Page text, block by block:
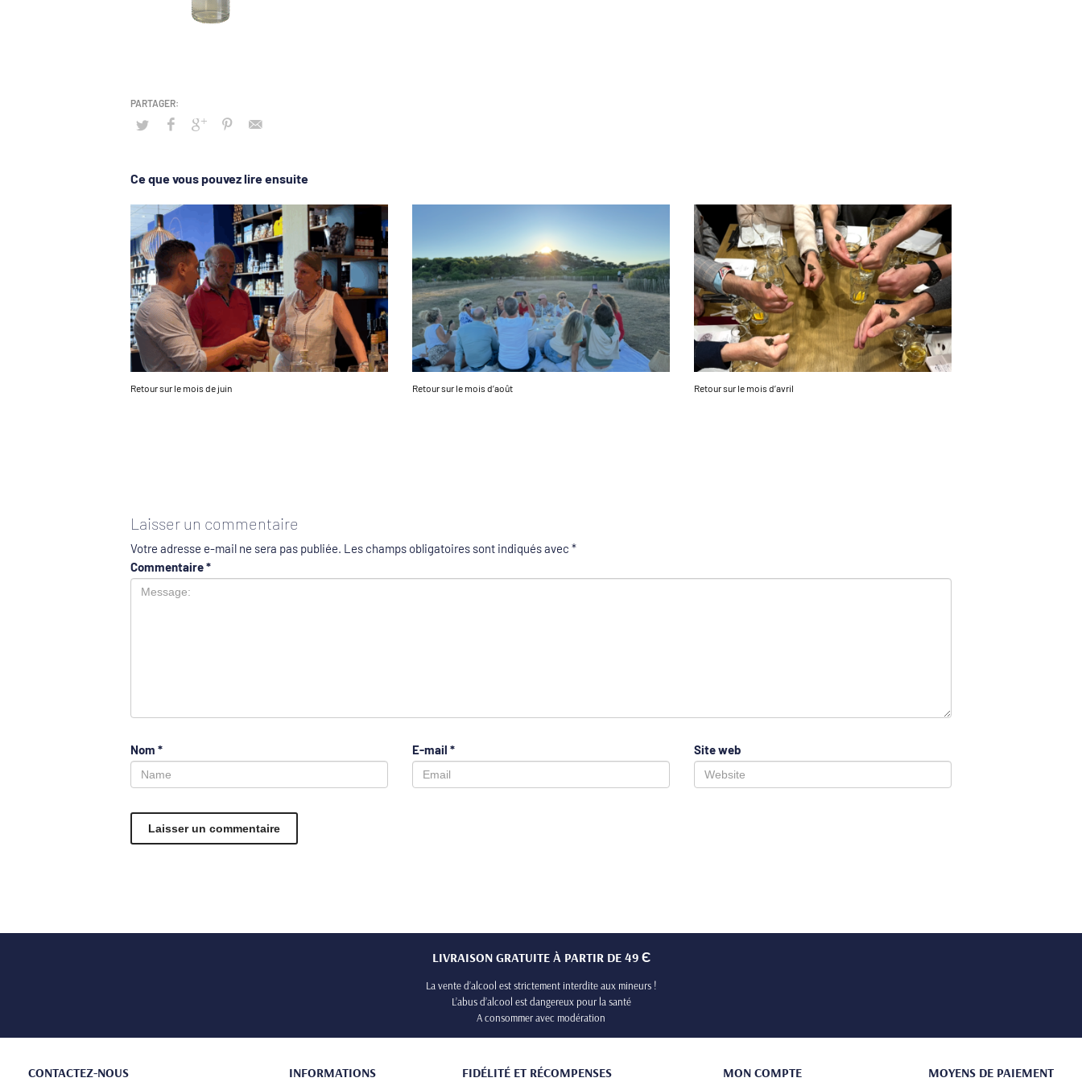
Ce que vous pouvez lire ensuite
Retour sur le mois de juin Retour sur le mois d’août Retour sur le mois d’avril
Laisser un commentaire
Votre adresse e-mail ne sera pas publiée. Les champs obligatoires sont indiqués avec *
Commentaire*
Nom * E-mail * Site web
LIVRAISON GRATUITE À PARTIR DE 49 Є
La vente d’alcool est strictement interdite aux mineurs !
L’abus d’alcool est dangereux pour la santé
A consommer avec modération
CONTACTEZ-NOUS INFORMATIONS FIDÉLITÉ ET RÉCOMPENSES MON COMPTE MOYENS DE PAIEMENT